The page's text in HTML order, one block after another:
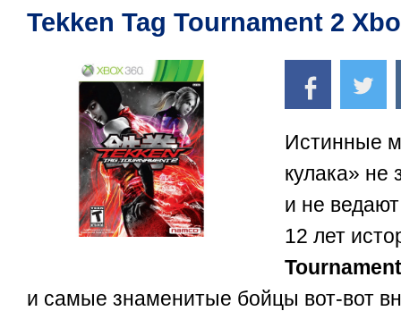
Tekken Tag Tournament 2
Истинные
кулака» не
и не
12 лет
Tournament
и самые знаменитые бойцы вот-вот